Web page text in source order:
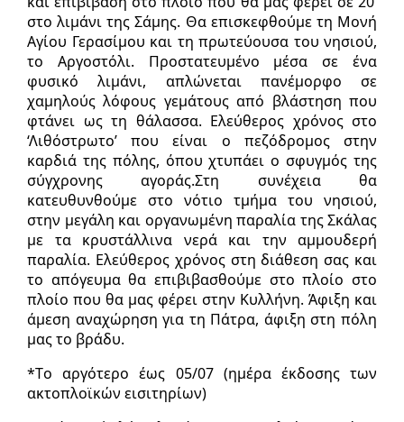
στο λιμάνι της Σάμης. Θα επισκεφθούμε τη Μονή
Αγίου Γερασίμου και τη πρωτεύουσα του νησιού,
το Αργοστόλι. Προστατευμένο μέσα σε ένα
φυσικό λιμάνι, απλώνεται πανέμορφο σε
χαμηλούς λόφους γεμάτους από βλάστηση που
φτάνει ως τη θάλασσα. Ελεύθερος χρόνος στο
‘Λιθόστρωτο’ που είναι ο πεζόδρομος στην
καρδιά της πόλης, όπου χτυπάει ο σφυγμός της
σύγχρονης αγοράς.Στη συνέχεια θα
κατευθυνθούμε στο νότιο τμήμα του νησιού,
στην μεγάλη και οργανωμένη παραλία της Σκάλας
με τα κρυστάλλινα νερά και την αμμουδερή
παραλία. Ελεύθερος χρόνος στη διάθεση σας και
το απόγευμα θα επιβιβασθούμε στο πλοίο στο
πλοίο που θα μας φέρει στην Κυλλήνη. Άφιξη και
άμεση αναχώρηση για τη Πάτρα, άφιξη στη πόλη
μας το βράδυ.
*Tο αργότερο έως 05/07 (ημέρα έκδοσης των
ακτοπλοϊκών εισιτηρίων)